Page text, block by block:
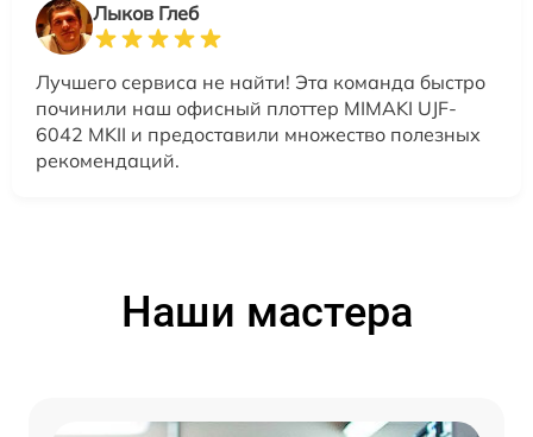
Лыков Глеб
Лучшего сервиса не найти! Эта команда быстро
починили наш офисный плоттер MIMAKI UJF-
6042 MKII и предоставили множество полезных
рекомендаций.
Наши мастера